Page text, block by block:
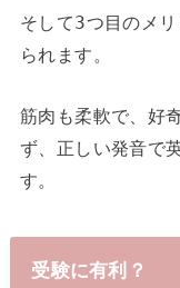
そして3つ目のメ
られます。
筋肉も柔軟で、好
ず、正しい発音で
す。
受験に有利？